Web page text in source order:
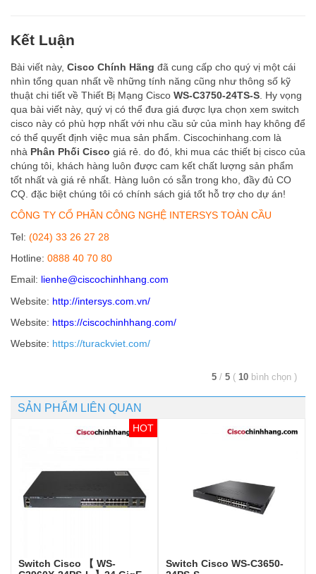
Kết Luận
Bài viết này, Cisco Chính Hãng đã cung cấp cho quý vị một cái
nhìn tổng quan nhất về những tính năng cũng như thông số kỹ
thuật chi tiết về Thiết Bị Mạng Cisco WS-C3750-24TS-S . Hy vọng
qua bài viết này, quý vị có thể đưa giá được lựa chọn xem switch
cisco này có phù hợp nhất với nhu cầu sử của mình hay không để
có thể quyết định việc mua sản phẩm. Ciscochinhang.com là
nhà Phân Phối Cisco giá rẻ. do đó, khi mua các thiết bị cisco của
chúng tôi, khách hàng luôn được cam kết chất lượng sản phẩm
tốt nhất và giá rẻ nhất. Hàng luôn có sẵn trong kho, đầy đủ CO
CQ. đặc biệt chúng tôi có chính sách giá tốt hỗ trợ cho dự án!
CÔNG TY CỔ PHẦN CÔNG NGHỆ INTERSYS TOÀN CẦU
Tel: (024) 33 26 27 28
Hotline: 0888 40 70 80
Email: lienhe@ciscochinhhang.com
Website: http://intersys.com.vn/
Website: https://ciscochinhhang.com/
Website: https://turackviet.com/
5 / 5 ( 10 bình chọn )
SẢN PHẨM LIÊN QUAN
Switch Cisco 【 WS-
Switch Cisco WS-C3650-